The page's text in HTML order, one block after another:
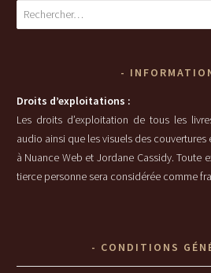
Rechercher :
Droits d’exploitations :
Les droits d’exploitation de tous les
audio ainsi que les visuels des
à Nuance Web et Jordane Cassidy. Toute
tierce personne sera considérée comme
CONDITIONS